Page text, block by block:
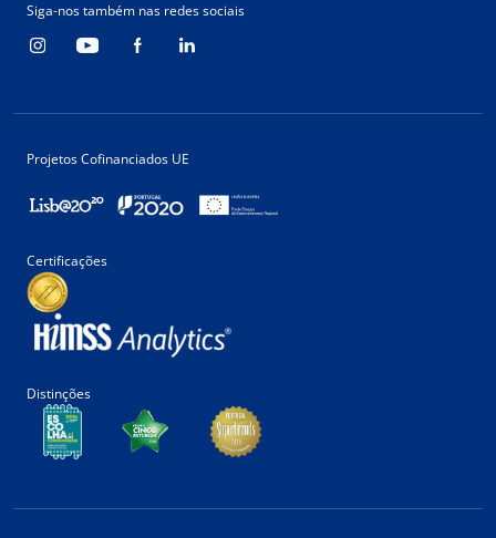
Siga-nos também nas redes sociais
Projetos Cofinanciados UE
Certificações
Distinções